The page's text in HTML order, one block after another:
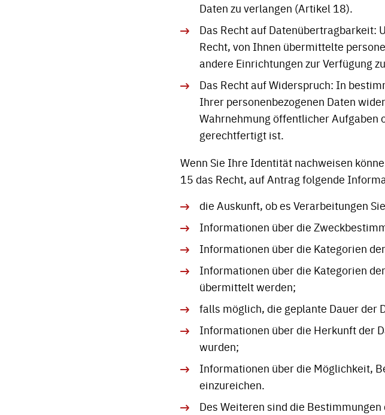
Daten zu verlangen (Artikel 18).
Das Recht auf Datenübertragbarkeit:
Recht, von Ihnen übermittelte
andere Einrichtungen zur Verfügung
Das Recht auf Widerspruch: In
Ihrer personenbezogenen Daten
Wahrnehmung öffentlicher
gerechtfertigt ist.
Wenn Sie Ihre Identität nachweisen
15 das Recht, auf Antrag folgende
die Auskunft, ob es Verarbeitungen
Informationen über die
Informationen über die Kategorien
Informationen über die Kategorien
übermittelt werden;
falls möglich, die geplante Dauer der
Informationen über die Herkunft der
wurden;
Informationen über die Möglichkeit,
einzureichen.
Des Weiteren sind die